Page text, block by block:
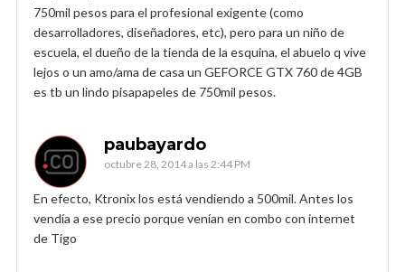
750mil pesos para el profesional exigente (como
desarrolladores, diseñadores, etc), pero para un niño de
escuela, el dueño de la tienda de la esquina, el abuelo q vive
lejos o un amo/ama de casa un GEFORCE GTX 760 de 4GB
es tb un lindo pisapapeles de 750mil pesos.
paubayardo
octubre 28, 2014 a las 2:44 PM
En efecto, Ktronix los está vendiendo a 500mil. Antes los
vendía a ese precio porque venían en combo con internet
de Tigo